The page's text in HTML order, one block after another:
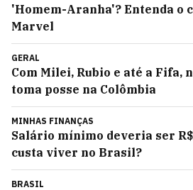
'Homem-Aranha'? Entenda o
Marvel
GERAL
Com Milei, Rubio e até a Fifa,
toma posse na Colômbia
MINHAS FINANÇAS
Salário mínimo deveria ser
custa viver no Brasil?
BRASIL